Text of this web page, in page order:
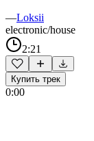
—Loksii
electronic/house
2:21
Купить трек
0:00